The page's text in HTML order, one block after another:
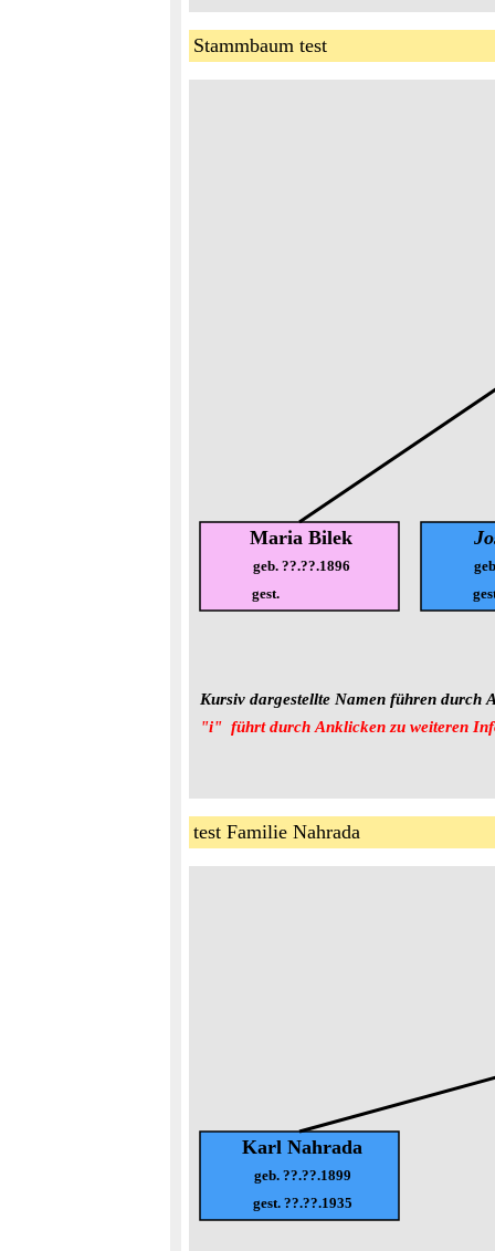
Stammbaum test
Maria Bilek
geb. ??.??.1896
gest.
Kursiv dargestellte Namen führen durch
"i"  führt durch Anklicken zu weiteren
test Familie Nahrada
Karl Nahrada
geb. ??.??.1899
gest. ??.??.1935